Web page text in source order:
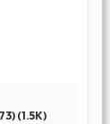
(1.5K)